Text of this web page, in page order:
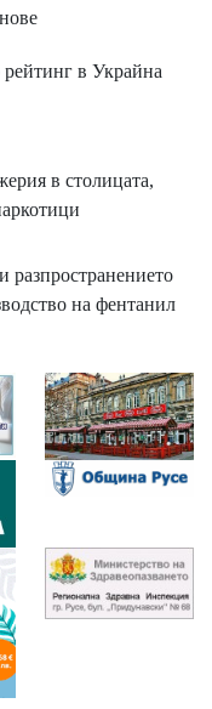
в Украйна
в столицата,
разпространението
на фентанил